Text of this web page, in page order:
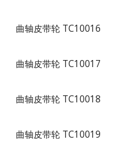
曲轴皮带轮 TC10016
曲轴皮带轮 TC10017
曲轴皮带轮 TC10018
曲轴皮带轮 TC10019